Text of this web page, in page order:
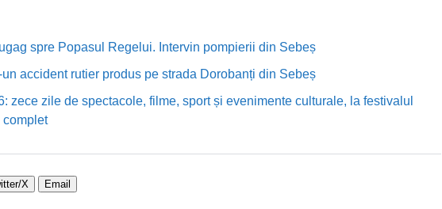
spre Popasul Regelui. Intervin pompierii din Sebeș
accident rutier produs pe strada Dorobanți din Sebeș
zece zile de spectacole, filme, sport și evenimente culturale, la festivalul
complet
X Email